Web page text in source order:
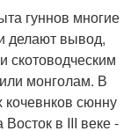
гуннов многие
делают вывод,
скотоводческим
монголам. В
сюнну
в III веке -